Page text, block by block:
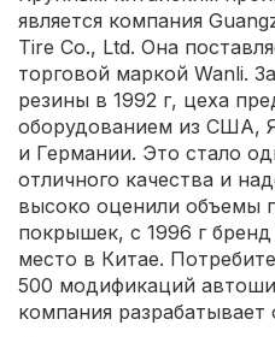
является компания
Tire Co., Ltd. Она
торговой маркой Wanli.
резины в 1992 г, цеха
оборудованием из США,
и Германии. Это стало
отличного качества и
высоко оценили объемы
покрышек, с 1996 г
место в Китае.
500 модификаций
компания